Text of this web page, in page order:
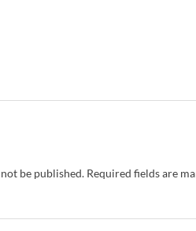
be published. Required fields are